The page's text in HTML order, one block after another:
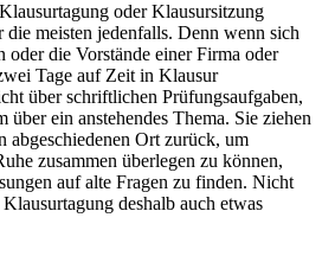
oder Klausursitzung
die meisten jedenfalls. Denn wenn sich
die Vorstände einer Firma oder
Tage auf Zeit in Klausur
über schriftlichen Prüfungsaufgaben,
über ein anstehendes Thema. Sie ziehen
abgeschiedenen Ort zurück, um
zusammen überlegen zu können,
auf alte Fragen zu finden. Nicht
deshalb auch etwas